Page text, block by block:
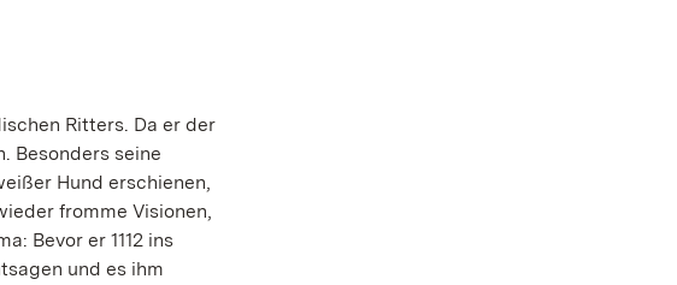
Ritters. Da er der
Besonders seine
Hund erschienen,
fromme Visionen,
Bevor er 1112 ins
und es ihm